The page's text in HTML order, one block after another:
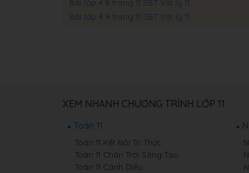
Bài tập 4.8 trang 11 SBT Vật lý 11
Bài tập 4.9 trang 11 SBT Vật lý 11
XEM NHANH CHƯƠNG TRÌNH LỚP 11
Toán 11
Toán 11 Kết Nối Tri Thức
Toán 11 Chân Trời Sáng Tạo
Toán 11 Cánh Diều